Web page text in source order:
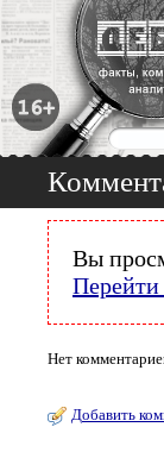
Вы
Нет
Добавить